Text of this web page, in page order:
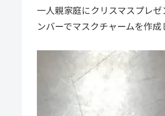
一人親家庭にクリスマスプレ
ンバーでマスクチャームを作成